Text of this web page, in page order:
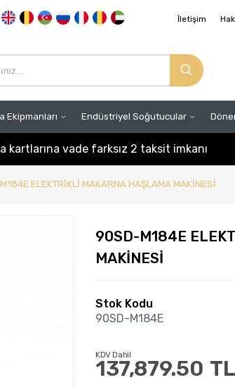
İletişim
Ekipmanları Endüstriyel Soğutucular
kartlarına vade farksız 2 taksit imkanı
ELEKTRİKLİ MAKARNA HAŞLAMA MAKİNESİ
90SD-M184E
MAKİNESİ
Stok Kodu
90SD-M184E
137,879.50 TL
KDV Dahil